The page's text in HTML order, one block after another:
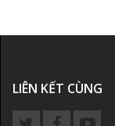
LIÊN KẾT CÙNG